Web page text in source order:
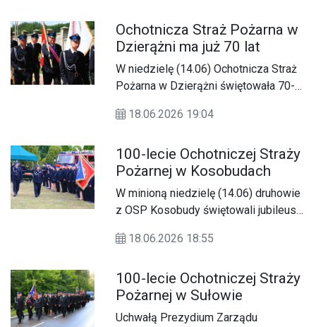
Ochotnicza Straż Pożarna w
Dzierążni ma już 70 lat
W niedzielę (14.06) Ochotnicza Straż
Pożarna w Dzierążni świętowała 70-
18.06.2026 19:04
100-lecie Ochotniczej Straży
Pożarnej w Kosobudach
W minioną niedzielę (14.06) druhowie
z OSP Kosobudy świętowali jubileusz
18.06.2026 18:55
100-lecie Ochotniczej Straży
Pożarnej w Sułowie
Uchwałą Prezydium Zarządu